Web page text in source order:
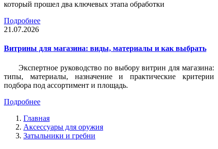
который прошел два ключевых этапа обработки
Подробнее
21.07.2026
Витрины для магазина: виды, материалы и как выбрать
Экспертное руководство по выбору витрин для магазина:
типы, материалы, назначение и практические критерии
подбора под ассортимент и площадь.
Подробнее
Главная
Аксессуары для оружия
Затыльники и гребни